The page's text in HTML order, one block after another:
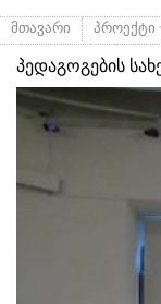
მთავარი პროექტი
პედაგოგების